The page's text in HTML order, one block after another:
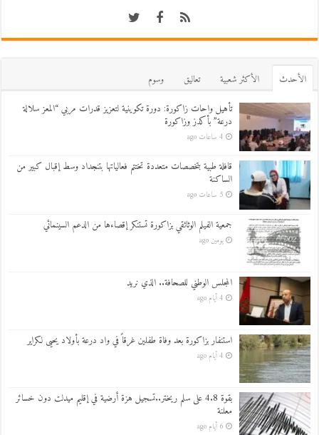
اﻷحدث اﻷكثر شعبية تعاليق
وسوم
تأهيل واحات زاكورة: دورة تكوينية لتعزيز قدرات مربي “المعز سلالة
درعة” بأكدز وزاكورة
4 ساعات ago
قافلة طبية بتخصصات متعددة تختتم فعالياتها بتنجداد وسط إقبال كبير من
الساكنة
5 ساعات ago
جمعية الفيلم الوثائقي بزاكورة تستنكر إقصاءها من الدعم السينمائي
يومين ago
المجلس الوطني للصحافة.. الذي نريد
4 أيام ago
استنفار بزاكورة بعد وفاة طفلين غرقاً في واد درعة بأولاد يحيى لكراير
4 أيام ago
بقوة 4.8 على سلم ريختر..تسجيل هزة أرضية في إقليم ميدلت دون خسائر
معلنة
6 أيام ago